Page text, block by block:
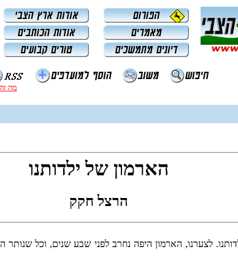
מה
הארמון של ילדותנו
הרצל חקק
לצערנו, הארמון היפה נחרב לפני שבע שנים, וכל